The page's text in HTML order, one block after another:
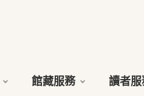
館藏服務 讀者服